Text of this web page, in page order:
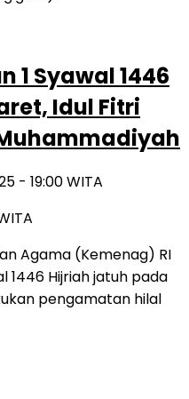
1 Syawal 1446
Idul Fitri
- 19:00 WITA
Agama (Kemenag) RI
1446 Hijriah jatuh pada
pengamatan hilal